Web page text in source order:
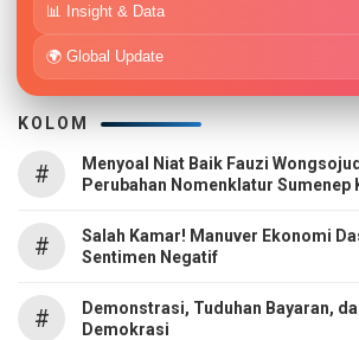
📊 Insight & Data
🌍 Global Update
KOLOM
#
Menyoal Niat Baik Fauzi
Perubahan Nomenklatur Sumenep
#
Salah Kamar! Manuver Ekonomi
Sentimen Negatif
#
Demonstrasi, Tuduhan Bayaran,
Demokrasi